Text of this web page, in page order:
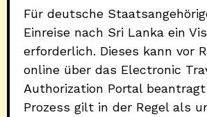
Für deutsche
Einreise nach Sri Lanka ein
erforderlich. Dieses kann vor
online über das Electronic
Authorization Portal
Prozess gilt in der Regel als